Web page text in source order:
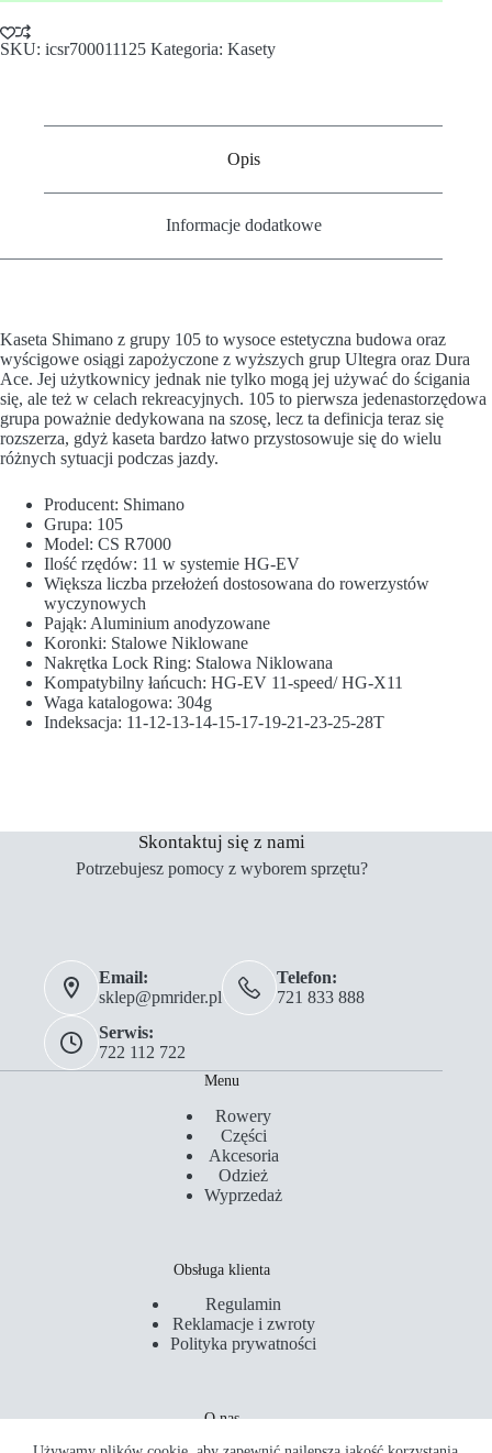
SKU: icsr700011125 Kategoria: Kasety
Opis
Informacje dodatkowe
Kaseta Shimano z grupy 105 to wysoce estetyczna budowa oraz
wyścigowe osiągi zapożyczone z wyższych grup Ultegra oraz Dura
Ace. Jej użytkownicy jednak nie tylko mogą jej używać do ścigania
się, ale też w celach rekreacyjnych. 105 to pierwsza jedenastorzędowa
grupa poważnie dedykowana na szosę, lecz ta definicja teraz się
rozszerza, gdyż kaseta bardzo łatwo przystosowuje się do wielu
różnych sytuacji podczas jazdy.
Producent: Shimano
Grupa: 105
Model: CS R7000
Ilość rzędów: 11 w systemie HG-EV
Większa liczba przełożeń dostosowana do rowerzystów
wyczynowych
Pająk: Aluminium anodyzowane
Koronki: Stalowe Niklowane
Nakrętka Lock Ring: Stalowa Niklowana
Kompatybilny łańcuch: HG-EV 11-speed/ HG-X11
Waga katalogowa: 304g
Indeksacja: 11-12-13-14-15-17-19-21-23-25-28T
Skontaktuj się z nami
Potrzebujesz pomocy z wyborem sprzętu?
Email:
sklep@pmrider.pl
Telefon:
721 833 888
Serwis:
722 112 722
Menu
Rowery
Części
Akcesoria
Odzież
Wyprzedaż
Obsługa klienta
Regulamin
Reklamacje i zwroty
Polityka prywatności
O nas